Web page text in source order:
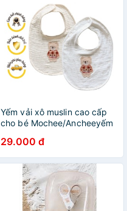
Yếm vải xô muslin cao cấp
cho bé Mochee/Ancheeyếm
cho bé
29.000 đ